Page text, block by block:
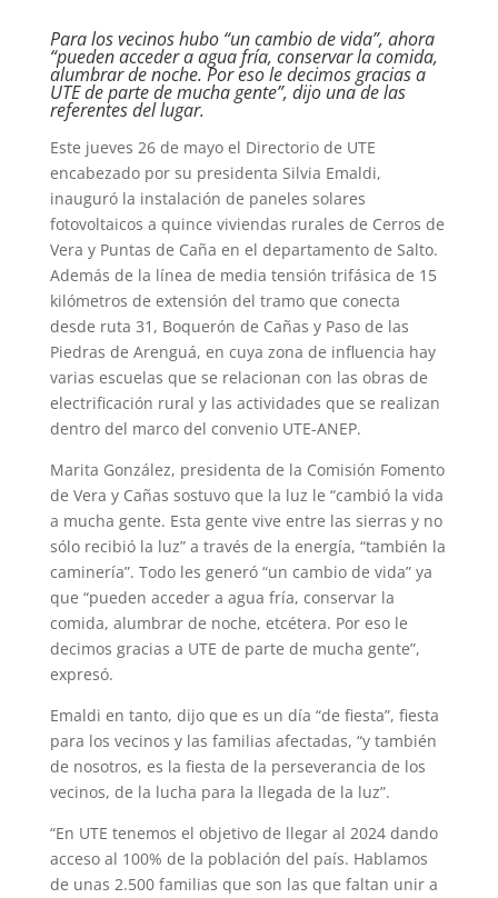
Para los vecinos hubo “un cambio de vida”, ahora
“pueden acceder a agua fría, conservar la comida,
alumbrar de noche. Por eso le decimos gracias a
UTE de parte de mucha gente”, dijo una de las
referentes del lugar.
Este jueves 26 de mayo el Directorio de UTE
encabezado por su presidenta Silvia Emaldi,
inauguró la instalación de paneles solares
fotovoltaicos a quince viviendas rurales de Cerros de
Vera y Puntas de Caña en el departamento de Salto.
Además de la línea de media tensión trifásica de 15
kilómetros de extensión del tramo que conecta
desde ruta 31, Boquerón de Cañas y Paso de las
Piedras de Arenguá, en cuya zona de influencia hay
varias escuelas que se relacionan con las obras de
electrificación rural y las actividades que se realizan
dentro del marco del convenio UTE-ANEP.
Marita González, presidenta de la Comisión Fomento
de Vera y Cañas sostuvo que la luz le “cambió la vida
a mucha gente. Esta gente vive entre las sierras y no
sólo recibió la luz” a través de la energía, “también la
caminería”. Todo les generó “un cambio de vida” ya
que “pueden acceder a agua fría, conservar la
comida, alumbrar de noche, etcétera. Por eso le
decimos gracias a UTE de parte de mucha gente”,
expresó.
Emaldi en tanto, dijo que es un día “de fiesta”, fiesta
para los vecinos y las familias afectadas, “y también
de nosotros, es la fiesta de la perseverancia de los
vecinos, de la lucha para la llegada de la luz”.
“En UTE tenemos el objetivo de llegar al 2024 dando
acceso al 100% de la población del país. Hablamos
de unas 2.500 familias que son las que faltan unir a